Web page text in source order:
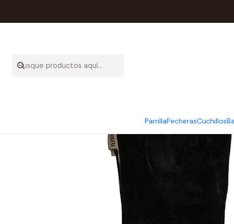
ParrillaPecherasCuchillos